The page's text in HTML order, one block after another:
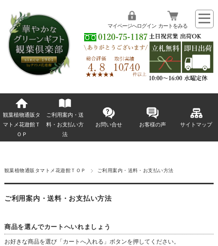
マイページへログイン カートをみる
観葉植物通販タ
マトメ花遊館Ｔ
ＯＰ
ご利用案内・送
料・お支払い方
法
お問い合せ お客様の声 サイトマップ
観葉植物通販タマトメ花遊館ＴＯＰ ご利用案内・送料・お支払い方法
ご利用案内・送料・お支払い方法
商品を選んでカートへいれましょう
お好きな商品を選び「カートへ入れる」ボタンを押してください。